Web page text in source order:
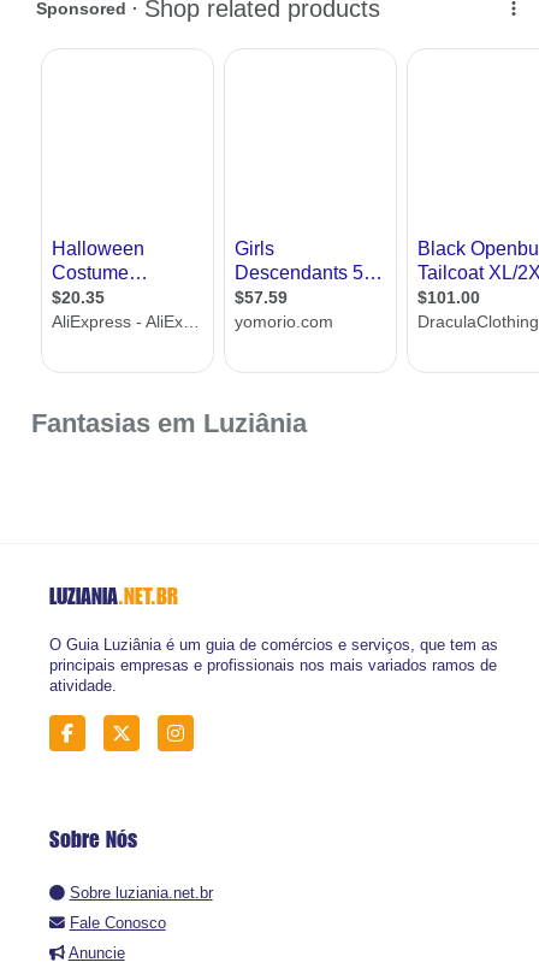
Fantasias em Luziânia
LUZIANIA.NET.BR
O Guia Luziânia é um guia de comércios e serviços, que tem as
principais empresas e profissionais nos mais variados ramos de
atividade.
Sobre Nós
Sobre luziania.net.br
Fale Conosco
Anuncie